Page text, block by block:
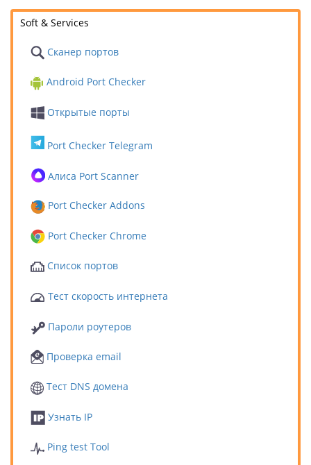
Soft & Services
Сканер портов
Android Port Checker
Открытые порты
Port Checker Telegram
Алиса Port Scanner
Port Checker Addons
Port Checker Chrome
Список портов
Тест скорость интернета
Пароли роутеров
Проверка email
Тест DNS домена
Узнать IP
Ping test Tool